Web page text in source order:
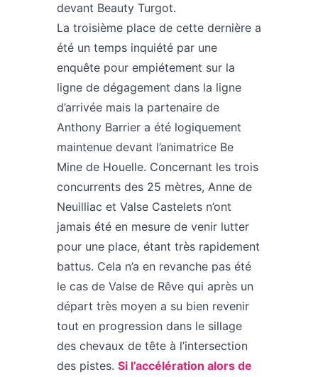
devant Beauty Turgot.
La troisième place de cette dernière a
été un temps inquiété par une
enquête pour empiétement sur la
ligne de dégagement dans la ligne
d’arrivée mais la partenaire de
Anthony Barrier a été logiquement
maintenue devant l’animatrice Be
Mine de Houelle. Concernant les trois
concurrents des 25 mètres, Anne de
Neuilliac et Valse Castelets n’ont
jamais été en mesure de venir lutter
pour une place, étant très rapidement
battus. Cela n’a en revanche pas été
le cas de Valse de Rêve qui après un
départ très moyen a su bien revenir
tout en progression dans le sillage
des chevaux de tête à l’intersection
des pistes. Si l’accélération alors de